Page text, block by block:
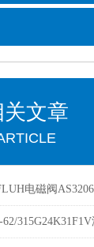
关文章